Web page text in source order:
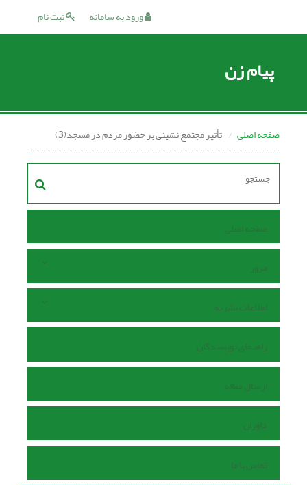
ثبت نام ورود به سامانه
پیام زن
صفحه اصلی تأثیر مجتمع نشینی بر حضور مردم در مسجد(3)
صفحه اصلی
مرور
اطلاعات نشریه
راهنمای نویسندگان
ارسال مقاله
داوران
تماس با ما